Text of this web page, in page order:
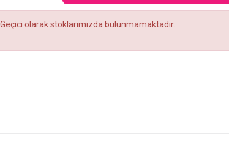
Geçici olarak stoklarımızda bulunmamaktadır.